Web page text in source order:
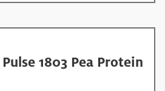
Pulse 1803 Pea Protein